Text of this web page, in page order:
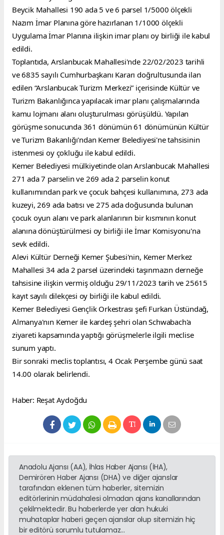
Beycik Mahallesi 190 ada 5 ve 6 parsel 1/5000 ölçekli
Nazım İmar Planına göre hazırlanan 1/1000 ölçekli
Uygulama İmar Planına ilişkin imar planı oy birliği ile kabul
edildi.
Toplantıda, Arslanbucak Mahallesi'nde 22/02/2023 tarihli
ve 6835 sayılı Cumhurbaşkanı Kararı doğrultusunda ilan
edilen “Arslanbucak Turizm Merkezi” içerisinde Kültür ve
Turizm Bakanlığınca yapılacak imar planı çalışmalarında
kamu lojmanı alanı oluşturulması görüşüldü. Yapılan
görüşme sonucunda 361 dönümün 61 dönümünün Kültür
ve Turizm Bakanlığı'ndan Kemer Belediyesi'ne tahsisinin
istenmesi oy çokluğu ile kabul edildi.
Kemer Belediyesi mülkiyetinde olan Arslanbucak Mahallesi
271 ada 7 parselin ve 269 ada 2 parselin konut
kullanımından park ve çocuk bahçesi kullanımına, 273 ada
kuzeyi, 269 ada batısı ve 275 ada doğusunda bulunan
çocuk oyun alanı ve park alanlarının bir kısmının konut
alanına dönüştürülmesi oy birliği ile İmar Komisyonu'na
sevk edildi.
Alevi Kültür Derneği Kemer Şubesi'nin, Kemer Merkez
Mahallesi 34 ada 2 parsel üzerindeki taşınmazın derneğe
tahsisine ilişkin vermiş olduğu 29/11/2023 tarih ve 25615
kayıt sayılı dilekçesi oy birliği ile kabul edildi.
Kemer Belediyesi Gençlik Orkestrası şefi Furkan Üstündağ,
Almanya'nın Kemer ile kardeş şehri olan Schwabach'a
ziyareti kapsamında yaptığı görüşmelerle ilgili meclise
sunum yaptı.
Bir sonraki meclis toplantısı, 4 Ocak Perşembe günü saat
14.00 olarak belirlendi.
Haber: Reşat Aydoğdu
Anadolu Ajansı (AA), İhlas Haber Ajansı (İHA),
Demirören Haber Ajansı (DHA) ve diğer ajanslar
tarafından eklenen tüm haberler, sitemizin
editörlerinin müdahalesi olmadan ajans kanallarından
çekilmektedir. Bu haberlerde yer alan hukuki
muhataplar haberi geçen ajanslar olup sitemizin hiç
bir editörü sorumlu tutulamaz...